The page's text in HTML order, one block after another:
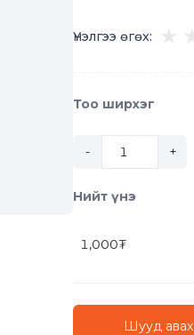
Үнэлгээ өгөх:
Тоо ширхэг
- +
Нийт үнэ
1,000₮
Шууд авах